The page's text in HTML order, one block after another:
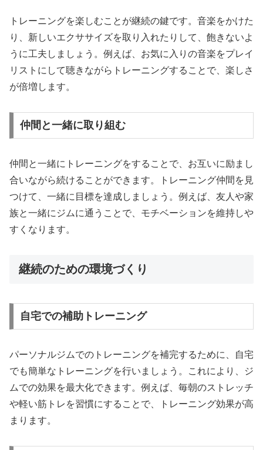
トレーニングを楽しむことが継続の鍵です。音楽をかけた
り、新しいエクササイズを取り入れたりして、飽きないよ
うに工夫しましょう。例えば、お気に入りの音楽をプレイ
リストにして聴きながらトレーニングすることで、楽しさ
が倍増します。
仲間と一緒に取り組む
仲間と一緒にトレーニングをすることで、お互いに励まし
合いながら続けることができます。トレーニング仲間を見
つけて、一緒に目標を達成しましょう。例えば、友人や家
族と一緒にジムに通うことで、モチベーションを維持しや
すくなります。
継続のための環境づくり
自宅での補助トレーニング
パーソナルジムでのトレーニングを補完するために、自宅
でも簡単なトレーニングを行いましょう。これにより、ジ
ムでの効果を最大化できます。例えば、毎朝のストレッチ
や軽い筋トレを習慣にすることで、トレーニング効果が高
まります。